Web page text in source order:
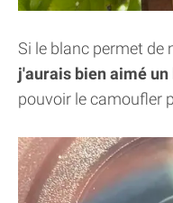
Si le blanc permet
j'aurais bien aimé
pouvoir le camoufler